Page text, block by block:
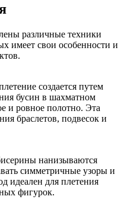
различные техники
имеет свои особенности и
создается путем
бусин в шахматном
и ровное полотно. Эта
браслетов, подвесок и
нанизываются
симметричные узоры и
идеален для плетения
фигурок.